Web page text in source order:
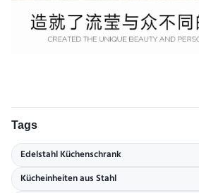
Tags
Edelstahl Küchenschrank
Kücheinheiten aus Stahl